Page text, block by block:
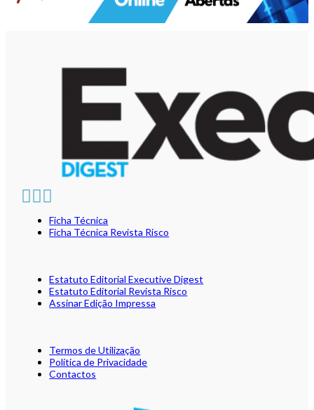
Ficha Técnica
Ficha Técnica Revista Risco
Estatuto Editorial Executive Digest
Estatuto Editorial Revista Risco
Assinar Edição Impressa
Termos de Utilização
Política de Privacidade
Contactos